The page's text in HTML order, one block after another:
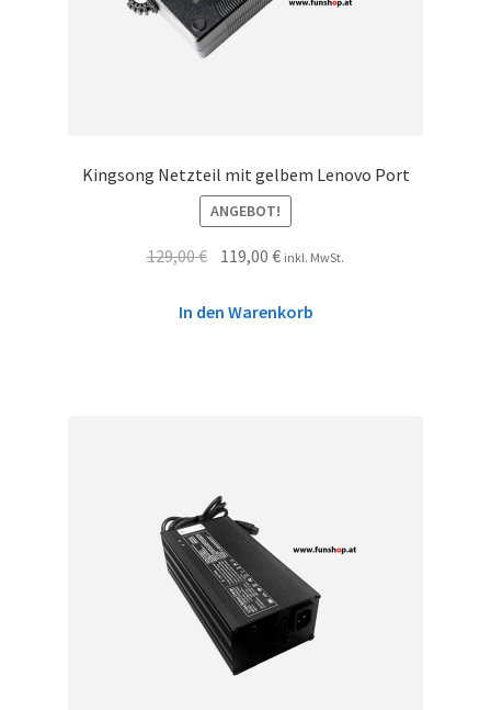
Kingsong Netzteil mit gelbem Lenovo Port
ANGEBOT!
129,00€ 119,00€ inkl. MwSt.
In den Warenkorb